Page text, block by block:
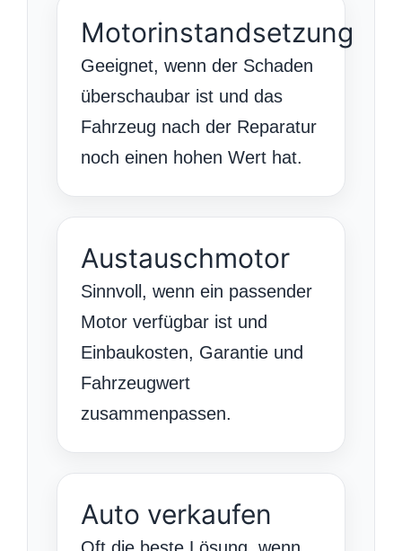
Motorinstandsetzung
Geeignet, wenn der Schaden
überschaubar ist und das
Fahrzeug nach der Reparatur
noch einen hohen Wert hat.
Austauschmotor
Sinnvoll, wenn ein passender
Motor verfügbar ist und
Einbaukosten, Garantie und
Fahrzeugwert
zusammenpassen.
Auto verkaufen